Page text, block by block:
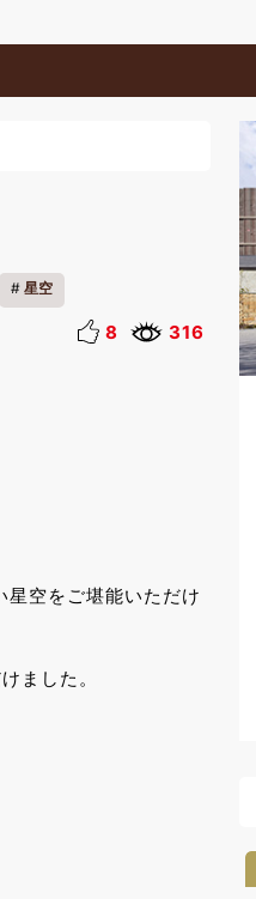
星空
8 316
空をご堪能いただけ
ました。